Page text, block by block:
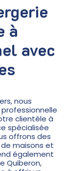
à
avec
nous
clientèle à
spécialisée
offrons des
maisons et
également
Quiberon,